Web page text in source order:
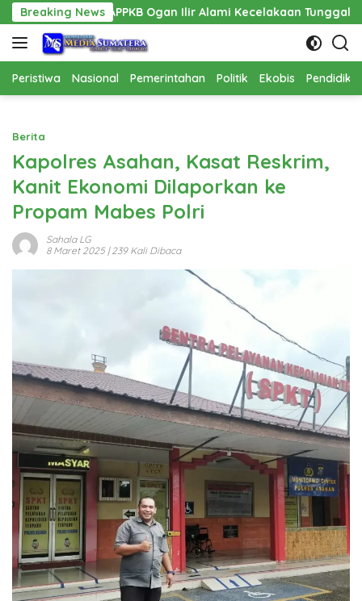
Langsung
ke
konten
Breaking News
Ogan Ilir Alami Kecelakaan Tunggal
Peristiwa Nasional Pemerintahan Politik Ekobis
Berita
Kapolres Asahan, Kasat Reskrim,
Kanit Ekonomi Dilaporkan ke
Propam Mabes Polri
Sahala LG
8 Maret 2025 | 239 Kali Dibaca